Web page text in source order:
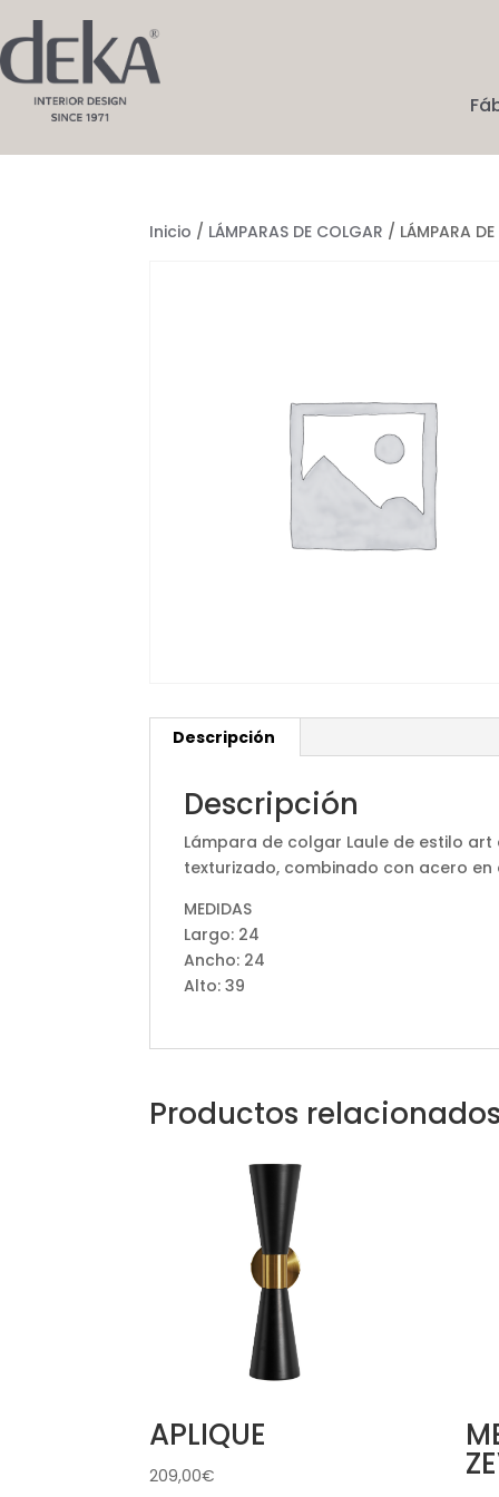
Inicio / LÁMPARAS DE COLGAR / LÁMPARA
Descripción
Descripción
Lámpara de colgar Laule de estilo
texturizado, combinado con acero
MEDIDAS
Largo: 24
Ancho: 24
Alto: 39
Productos
APLIQUE
209,00€